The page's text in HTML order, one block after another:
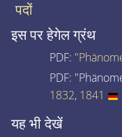
पदों
इस पर हेगेल ग्रंथ
PDF:
PDF:
1832, 1841
यह भी देखें